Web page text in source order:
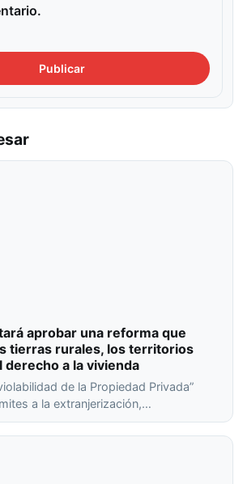
aprobar una reforma que
tierras rurales, los territorios
derecho a la vivienda
de la Propiedad Privada”
a la extranjerización,…